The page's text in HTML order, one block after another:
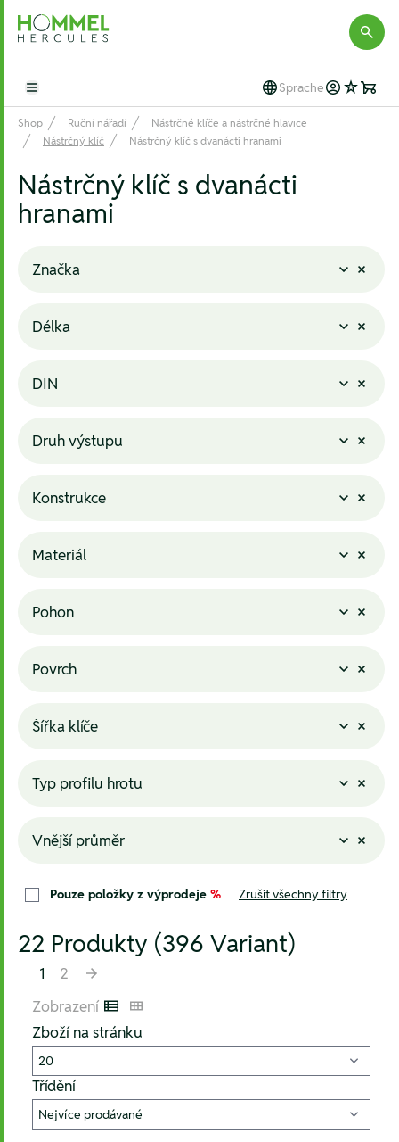
Hommel Hercules
Open main menu Sprache
Shop Ruční nářadí
Nástrčné klíče a nástrčné hlavice
Nástrčný klíč
Nástrčný klíč s dvanácti hranami
Nástrčný klíč s dvanácti
hranami
Značka
Délka
DIN
Druh výstupu
Konstrukce
Materiál
Pohon
Povrch
Šířka klíče
Typ profilu hrotu
Vnější průměr
Pouze položky z výprodeje % Zrušit všechny filtry
22 Produkty (396 Variant)
1
2
Zobrazení Listenansicht
Kachelansicht
Zboží na stránku
Třídění